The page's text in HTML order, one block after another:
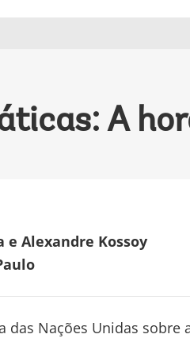
A
e Alexandre Kossoy
das Nações Unidas sobre